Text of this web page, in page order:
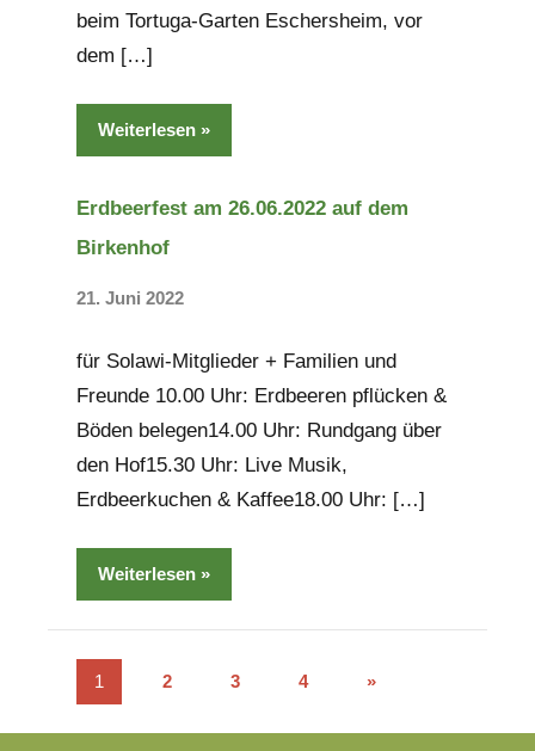
beim Tortuga-Garten Eschersheim, vor
dem […]
Weiterlesen
Erdbeerfest am 26.06.2022 auf dem
Birkenhof
21. Juni 2022
für Solawi-Mitglieder + Familien und
Freunde 10.00 Uhr: Erdbeeren pflücken &
Böden belegen14.00 Uhr: Rundgang über
den Hof15.30 Uhr: Live Musik,
Erdbeerkuchen & Kaffee18.00 Uhr: […]
Weiterlesen
Seitennummerierung
der
1 2 3 4
Nächste
»